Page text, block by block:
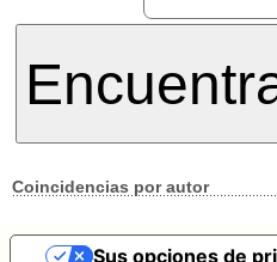
Coincidencias por autor
Sus opciones de